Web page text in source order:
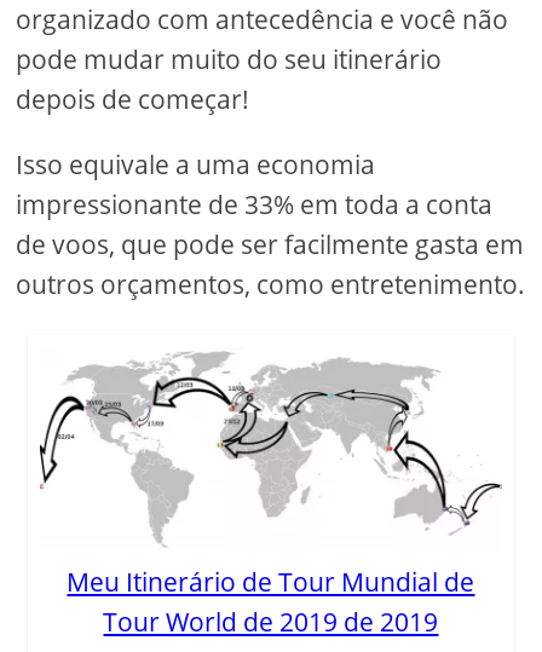
organizado com antecedência e você não
pode mudar muito do seu itinerário
depois de começar!
Isso equivale a uma economia
impressionante de 33% em toda a conta
de voos, que pode ser facilmente gasta em
outros orçamentos, como entretenimento.
Meu Itinerário de Tour Mundial de
Tour World de 2019 de 2019